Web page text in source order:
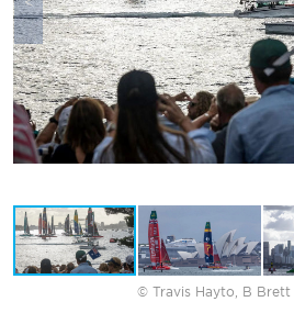
© Travis Hayto, B Brett